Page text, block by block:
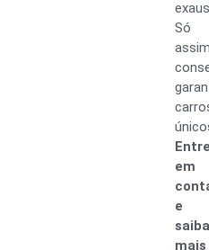
Só
em
e
saiba
mais